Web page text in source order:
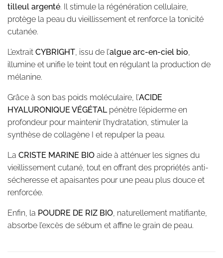
tilleul argenté. Il stimule la régénération cellulaire,
protège la peau du vieillissement et renforce la tonicité
cutanée.
L’extrait CYBRIGHT, issu de l’algue arc-en-ciel bio,
illumine et unifie le teint tout en régulant la production de
mélanine.
Grâce à son bas poids moléculaire, l’ACIDE
HYALURONIQUE VÉGÉTAL pénètre l’épiderme en
profondeur pour maintenir l’hydratation, stimuler la
synthèse de collagène I et repulper la peau.
La CRISTE MARINE BIO aide à atténuer les signes du
vieillissement cutané, tout en offrant des propriétés anti-
sécheresse et apaisantes pour une peau plus douce et
renforcée.
Enfin, la POUDRE DE RIZ BIO, naturellement matifiante,
absorbe l’excès de sébum et affine le grain de peau.